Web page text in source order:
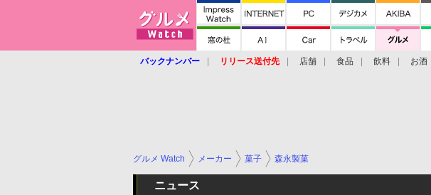
バックナンバー リリース送付先 店舗 食品 飲料 お酒
グルメ Watch メーカー 菓子 森永製菓
ニュース